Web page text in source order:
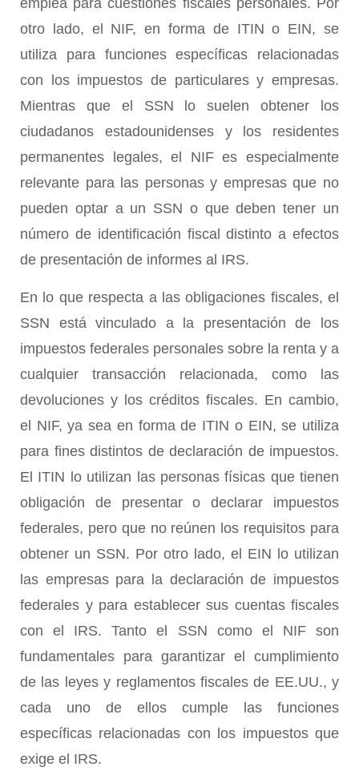
emplea para cuestiones fiscales personales. Por
otro lado, el NIF, en forma de ITIN o EIN, se
utiliza para funciones específicas relacionadas
con los impuestos de particulares y empresas.
Mientras que el SSN lo suelen obtener los
ciudadanos estadounidenses y los residentes
permanentes legales, el NIF es especialmente
relevante para las personas y empresas que no
pueden optar a un SSN o que deben tener un
número de identificación fiscal distinto a efectos
de presentación de informes al IRS.
En lo que respecta a las obligaciones fiscales, el
SSN está vinculado a la presentación de los
impuestos federales personales sobre la renta y a
cualquier transacción relacionada, como las
devoluciones y los créditos fiscales. En cambio,
el NIF, ya sea en forma de ITIN o EIN, se utiliza
para fines distintos de declaración de impuestos.
El ITIN lo utilizan las personas físicas que tienen
obligación de presentar o declarar impuestos
federales, pero que no reúnen los requisitos para
obtener un SSN. Por otro lado, el EIN lo utilizan
las empresas para la declaración de impuestos
federales y para establecer sus cuentas fiscales
con el IRS. Tanto el SSN como el NIF son
fundamentales para garantizar el cumplimiento
de las leyes y reglamentos fiscales de EE.UU., y
cada uno de ellos cumple las funciones
específicas relacionadas con los impuestos que
exige el IRS.